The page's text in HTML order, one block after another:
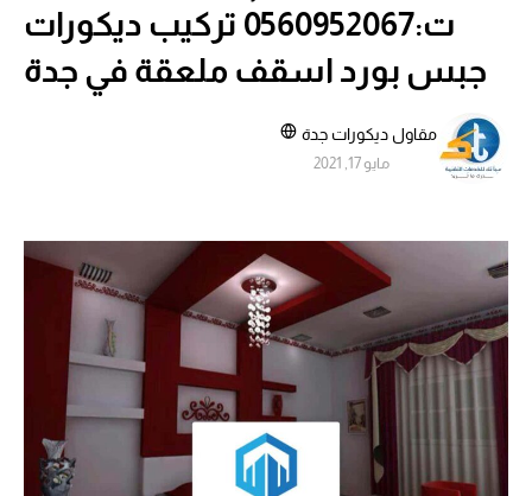
ت:0560952067 تركيب ديكورات
جبس بورد اسقف ملعقة في جدة
مقاول ديكورات جدة
مايو 17, 2021